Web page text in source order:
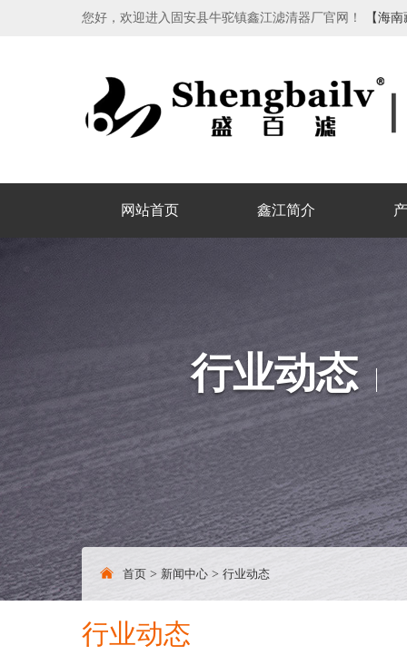
您好，欢迎进入固安县牛驼镇鑫江滤清器厂官网！ 【海
网站首页 鑫江简介
行业动态
首页 > 新闻中心 > 行业动态
行业动态